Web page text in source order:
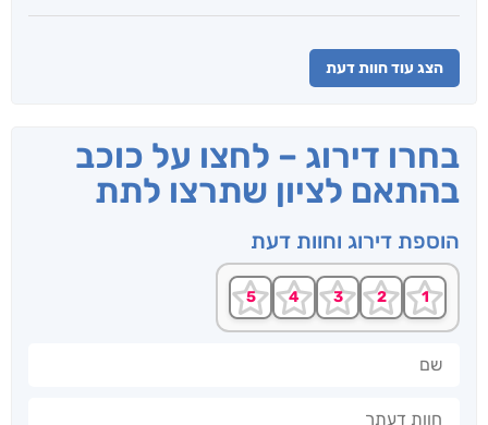
הצג עוד חוות דעת
בחרו דירוג – לחצו על כוכב
בהתאם לציון שתרצו לתת
הוספת דירוג וחוות דעת